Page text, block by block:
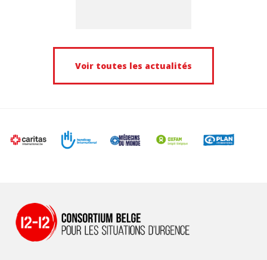
Voir toutes les actualités